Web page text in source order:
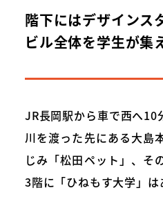
階下にはデザインス
ビル全体を学生が集
JR長岡駅から車で西へ10
川を渡った先にある大島
じみ「松田ペット」、そ
3階に「ひねもす大学」は